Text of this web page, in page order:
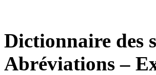
Dictionnaire des
Abréviations –